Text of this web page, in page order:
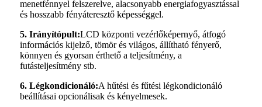
menetfénnyel felszerelve, alacsonyabb energiafogyasztással
és hosszabb fényáteresztő képességgel.
5. Irányítópult:LCD központi vezérlőképernyő, átfogó
információs kijelző, tömör és világos, állítható fényerő,
könnyen és gyorsan érthető a teljesítmény, a
futásteljesítmény stb.
6. Légkondicionáló:A hűtési és fűtési légkondicionáló
beállításai opcionálisak és kényelmesek.